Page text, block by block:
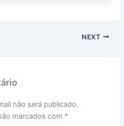
NEXT
não será publicado.
marcados com *